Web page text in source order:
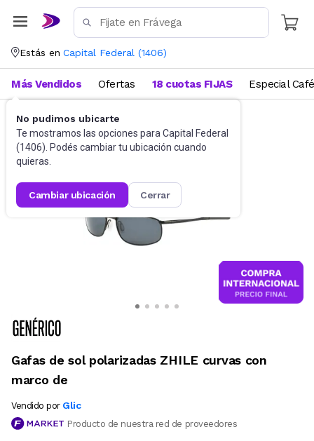
Estás en Capital Federal (1406)
No pudimos ubicarte
Te mostramos las opciones para Capital Federal
(1406). Podés cambiar tu ubicación cuando
quieras.
cambiar ubicación cerrar
Más Vendidos Ofertas 18 cuotas FIJAS Especial Café
Accesorios Anteojos de sol
Gafas de sol polarizadas ZHILE curvas con
marco de
Vendido por Glic
Producto de nuestra red de proveedores